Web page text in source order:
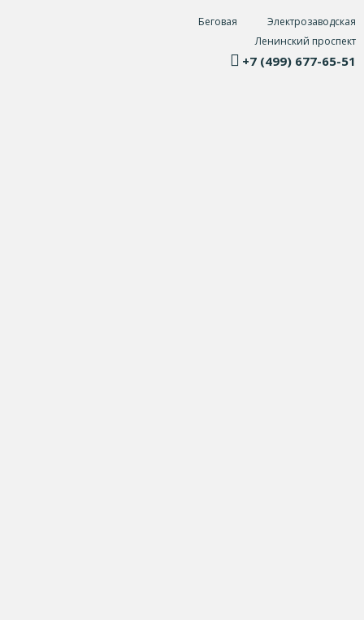
Беговая
Электрозаводская
Ленинский проспект
+7 (499) 677-65-51